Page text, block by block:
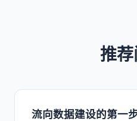
推
流向数据建设的第一